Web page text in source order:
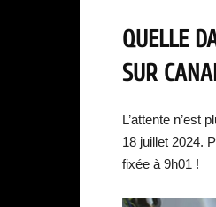
QUELLE
SUR
L’attente n’est
18 juillet 2024.
fixée à 9h01 !